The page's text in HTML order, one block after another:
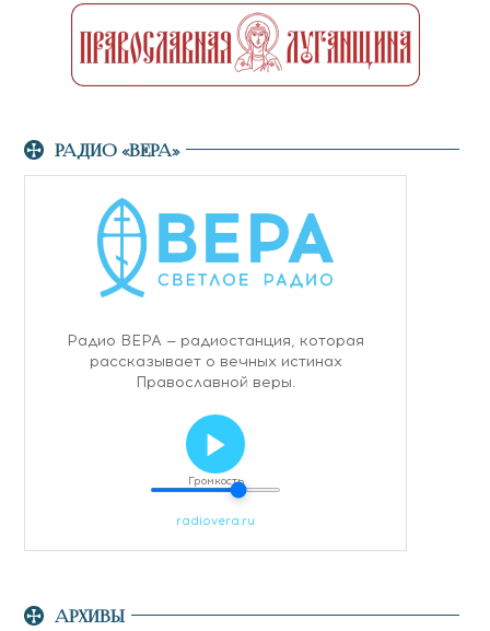
РАДИО «ВЕРА»
АРХИВЫ